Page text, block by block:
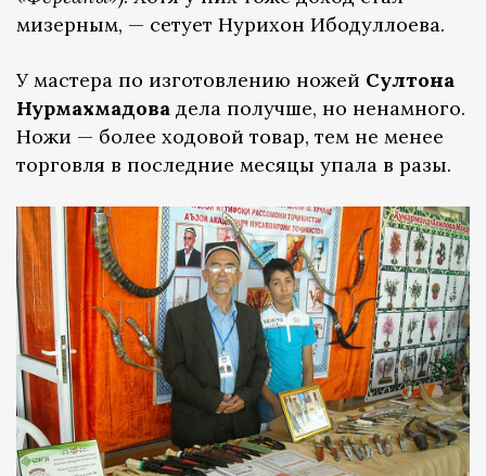
мизерным, — сетует Нурихон Ибодуллоева.
У мастера по изготовлению ножей Султона
Нурмахмадова дела получше, но ненамного.
Ножи — более ходовой товар, тем не менее
торговля в последние месяцы упала в разы.